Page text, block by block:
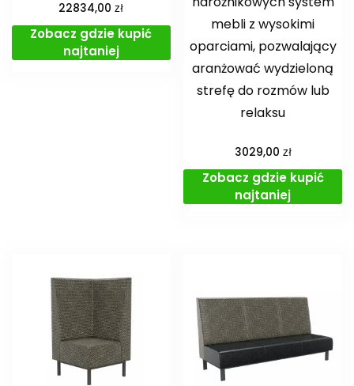
22834,00zł
Zobacz gdzie kupić
najtaniej
mebli z wysokimi
oparciami, pozwalający
aranżować wydzieloną
strefę do rozmów lub
relaksu
3029,00 zł
Zobacz gdzie kupić
najtaniej